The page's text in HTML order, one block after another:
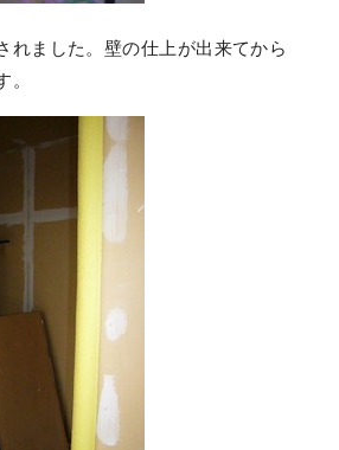
れました。壁の仕上が出来てから
。